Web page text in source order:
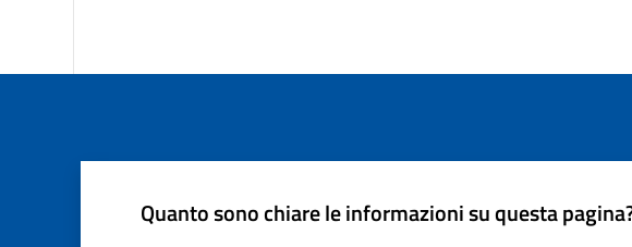
Quanto sono chiare le informazioni su questa